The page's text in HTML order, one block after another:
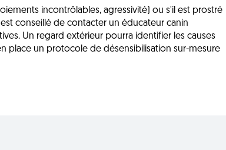
incontrôlables, agressivité) ou s'il est prostré
conseillé de contacter un éducateur canin
Un regard extérieur pourra identifier les causes
place un protocole de désensibilisation sur-mesure